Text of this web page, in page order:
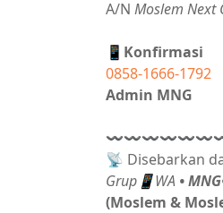
A/N Moslem Next
📱Konfirmasi
0858-1666-1792
Admin MNG
〰〰〰〰〰〰
📡 Disebarkan
Grup📱WA •
(Moslem &